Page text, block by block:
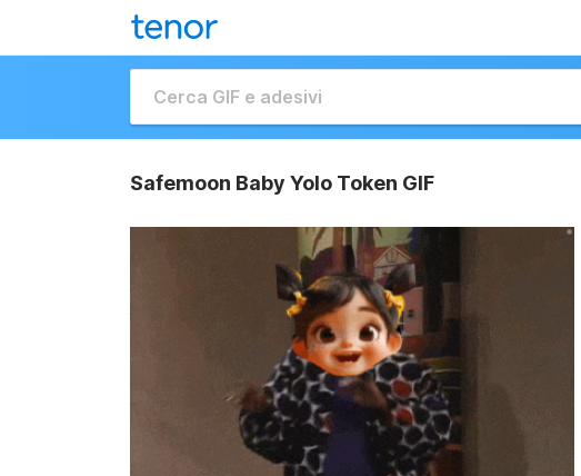
Safemoon Baby Yolo Token GIF